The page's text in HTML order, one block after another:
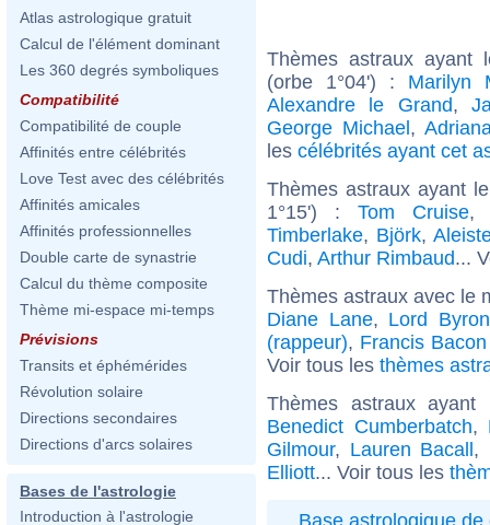
Atlas astrologique gratuit
Calcul de l'élément dominant
Les 360 degrés symboliques
Compatibilité
Compatibilité de couple
Affinités entre célébrités
Love Test avec des célébrités
Affinités amicales
Affinités professionnelles
Double carte de synastrie
Calcul du thème composite
Thème mi-espace mi-temps
Prévisions
Transits et éphémérides
Révolution solaire
Directions secondaires
Directions d'arcs solaires
Bases de l'astrologie
Introduction à l'astrologie
Thèmes astraux ayant
(orbe 1°04') : Marilyn
Alexandre le Grand,
George Michael,
les célébrités ayant cet
Thèmes astraux ayant
1°15') :Tom Cruise
Timberlake, Björk,
Cudi, Arthur Rimbaud...
Thèmes astraux avec le
Diane Lane, Lord Byron
(rappeur), Francis
Voir tous les thèmes
Thèmes astraux
Benedict Cumberbatch,
Gilmour, Lauren Bacall,
Elliott... Voir tous les
Base astrologique de